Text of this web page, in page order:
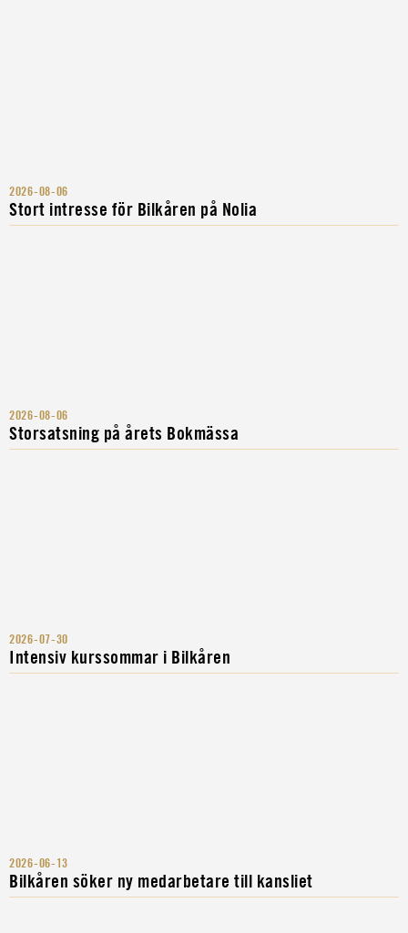
2026-08-06
Stort intresse för Bilkåren på Nolia
2026-08-06
Storsatsning på årets Bokmässa
2026-07-30
Intensiv kurssommar i Bilkåren
2026-06-13
Bilkåren söker ny medarbetare till kansliet